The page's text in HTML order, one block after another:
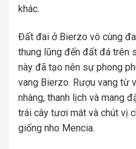
khác.
Đất đai ở Bierzo vô cùng
thung lũng đến đất đá trên
này đã tạo nên sự phong
vang Bierzo. Rượu vang từ
nhàng, thanh lịch và mang
trái cây tươi mát và chút vị
giống nho Mencia.